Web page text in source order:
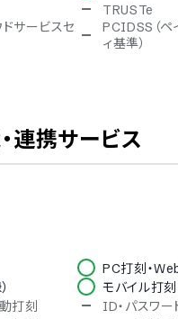
TRUSTe
サービスセ
PCIDSS（ペ
ィ基準）
スマホアプリ
連携サービス
PC打刻・
モバイル打刻
打刻
ID・パスワー